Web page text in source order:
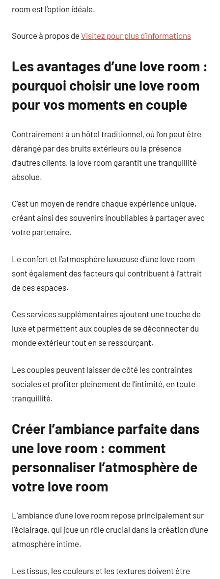
room est l’option idéale.
Source à propos de Visitez pour plus d’informations
Les avantages d’une love room :
pourquoi choisir une love room
pour vos moments en couple
Contrairement à un hôtel traditionnel, où l’on peut être
dérangé par des bruits extérieurs ou la présence
d’autres clients, la love room garantit une tranquillité
absolue.
C’est un moyen de rendre chaque expérience unique,
créant ainsi des souvenirs inoubliables à partager avec
votre partenaire.
Le confort et l’atmosphère luxueuse d’une love room
sont également des facteurs qui contribuent à l’attrait
de ces espaces.
Ces services supplémentaires ajoutent une touche de
luxe et permettent aux couples de se déconnecter du
monde extérieur tout en se ressourçant.
Les couples peuvent laisser de côté les contraintes
sociales et profiter pleinement de l’intimité, en toute
tranquillité.
Créer l’ambiance parfaite dans
une love room : comment
personnaliser l’atmosphère de
votre love room
L’ambiance d’une love room repose principalement sur
l’éclairage, qui joue un rôle crucial dans la création d’une
atmosphère intime.
Les tissus, les couleurs et les textures doivent être